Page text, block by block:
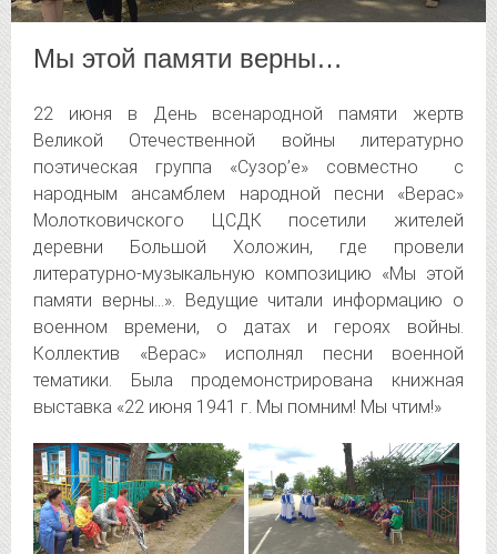
Мы этой памяти верны…
22 июня в День всенародной памяти жертв
Великой Отечественной войны литературно
поэтическая группа «Сузор’е» совместно с
народным ансамблем народной песни «Верас»
Молотковичского ЦСДК посетили жителей
деревни Большой Холожин, где провели
литературно-музыкальную композицию «Мы этой
памяти верны…». Ведущие читали информацию о
военном времени, о датах и героях войны.
Коллектив «Верас» исполнял песни военной
тематики. Была продемонстрирована книжная
выставка «22 июня 1941 г. Мы помним! Мы чтим!»